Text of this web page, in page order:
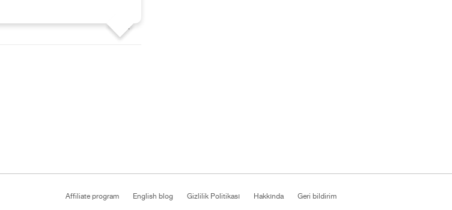
Affiliate program English blog Gizlilik Politikası Hakkında Geri bildirim